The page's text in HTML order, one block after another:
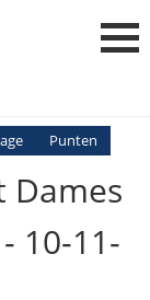
Login
Ranglijsten
Punten
Dames
10-11-